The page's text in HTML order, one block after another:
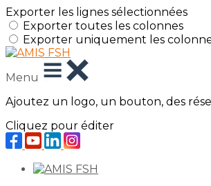
Exporter les lignes sélectionnées
Exporter toutes les colonnes
Exporter uniquement les
Menu
Ajoutez un logo, un bouton, des
Cliquez pour éditer